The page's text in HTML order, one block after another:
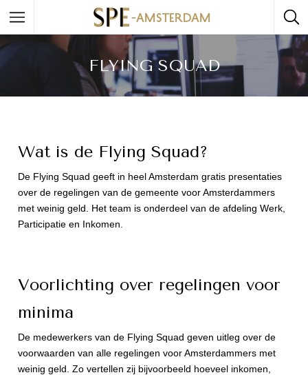
FLYING SQUAD
Wat is de Flying Squad?
De Flying Squad geeft in heel Amsterdam gratis presentaties
over de regelingen van de gemeente voor Amsterdammers
met weinig geld. Het team is onderdeel van de afdeling Werk,
Participatie en Inkomen.
Voorlichting over regelingen voor
minima
De medewerkers van de Flying Squad geven uitleg over de
voorwaarden van alle regelingen voor Amsterdammers met
weinig geld. Zo vertellen zij bijvoorbeeld hoeveel inkomen,